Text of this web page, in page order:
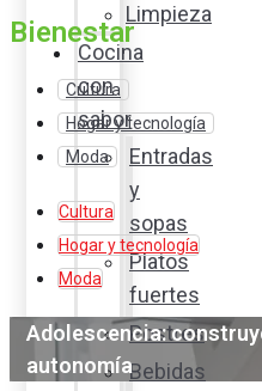
Limpieza
Cocina
con
sabor
Entradas
y
sopas
Platos
fuertes
Postres
Bebidas
Bienestar
Cultura
Hogar y tecnología
Moda
Cultura
Hogar y tecnología
Moda
Adolescencia:
autonomía